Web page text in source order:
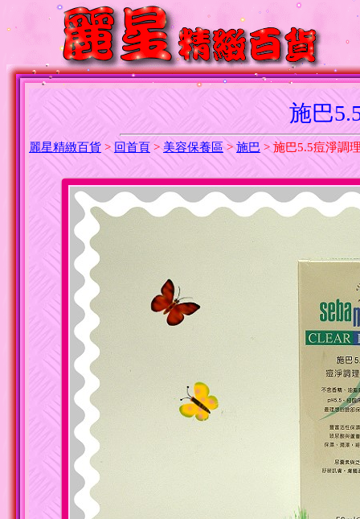
施巴
麗星精緻百貨 > 回首頁 > 美容保養區 > 施巴 > 施巴5.5痘淨調